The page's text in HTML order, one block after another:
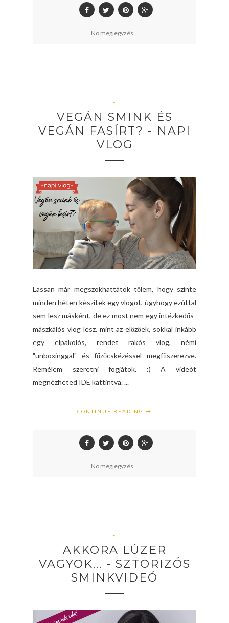
No megjegyzés
–
VEGÁN SMINK ÉS
VEGÁN FASÍRT? - NAPI
VLOG
Lassan már megszokhattátok tőlem, hogy szinte
minden héten készítek egy vlogot, úgyhogy ezúttal
sem lesz másként, de ez most nem egy intézkedős-
mászkálós vlog lesz, mint az előzőek, sokkal inkább
egy elpakolós, rendet rakós vlog, némi
"unboxinggal" és főzőcskézéssel megfűszerezve.
Remélem szeretni fogjátok. :) A videót
megnézheted IDE kattintva. ...
CONTINUE READING
No megjegyzés
–
AKKORA LÚZER
VAGYOK... - SZTORIZÓS
SMINKVIDEÓ